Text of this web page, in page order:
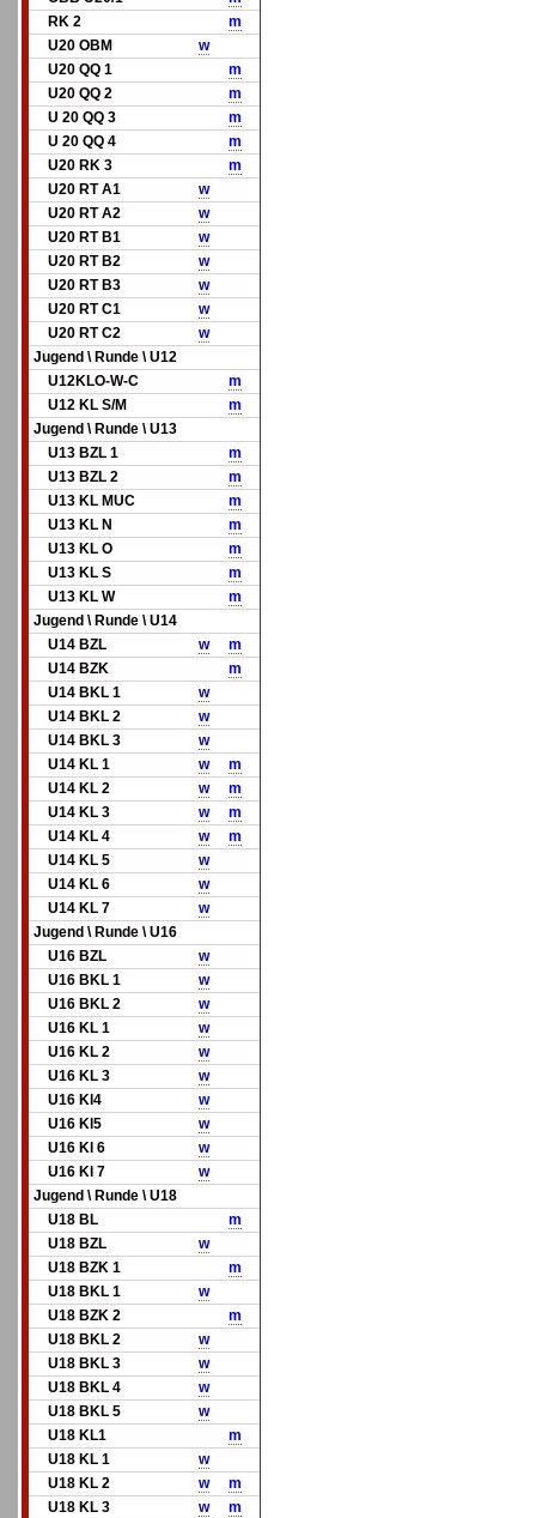
RK 2
m
U20 OBM
w
U20 QQ 1
m
U20 QQ 2
m
U 20 QQ 3
m
U 20 QQ 4
m
U20 RK 3
m
U20 RT A1
w
U20 RT A2
w
U20 RT B1
w
U20 RT B2
w
U20 RT B3
w
U20 RT C1
w
U20 RT C2
w
Jugend \ Runde \ U12
U12KLO-W-C
m
U12 KL S/M
m
Jugend \ Runde \ U13
U13 BZL 1
m
U13 BZL 2
m
U13 KL MUC
m
U13 KL N
m
U13 KL O
m
U13 KL S
m
U13 KL W
m
Jugend \ Runde \ U14
U14 BZL
w
m
U14 BZK
m
U14 BKL 1
w
U14 BKL 2
w
U14 BKL 3
w
U14 KL 1
w
m
U14 KL 2
w
m
U14 KL 3
w
m
U14 KL 4
w
m
U14 KL 5
w
U14 KL 6
w
U14 KL 7
w
Jugend \ Runde \ U16
U16 BZL
w
U16 BKL 1
w
U16 BKL 2
w
U16 KL 1
w
U16 KL 2
w
U16 KL 3
w
U16 Kl4
w
U16 Kl5
w
U16 Kl 6
w
U16 Kl 7
w
Jugend \ Runde \ U18
U18 BL
m
U18 BZL
w
U18 BZK 1
m
U18 BKL 1
w
U18 BZK 2
m
U18 BKL 2
w
U18 BKL 3
w
U18 BKL 4
w
U18 BKL 5
w
U18 KL1
m
U18 KL 1
w
U18 KL 2
w
m
U18 KL 3
w
m